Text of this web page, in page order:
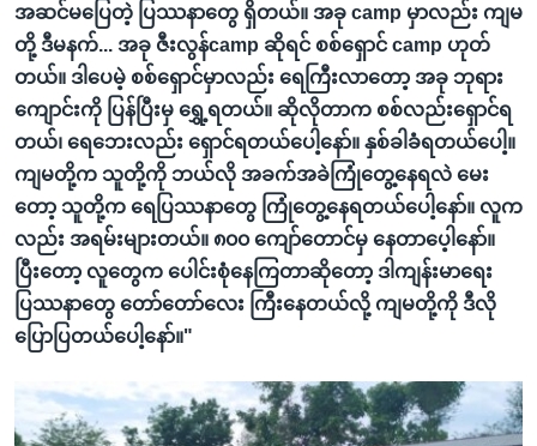
အဆင်မပြေတဲ့ ပြဿနာတွေ ရှိတယ်။ အခု camp မှာလည်း ကျမ
တို့ ဒီမနက်... အခု ဇီးလွန်camp ဆိုရင် စစ်ရှောင် camp ဟုတ်
တယ်။ ဒါပေမဲ့ စစ်ရှောင်မှာလည်း ရေကြီးလာတော့ အခု ဘုရား
ကျောင်းကို ပြန်ပြီးမှ ရွှေ့ရတယ်။ ဆိုလိုတာက စစ်လည်းရှောင်ရ
တယ်၊ ရေဘေးလည်း ရှောင်ရတယ်ပေါ့နော်။ နှစ်ခါခံရတယ်ပေါ့။
ကျမတို့က သူတို့ကို ဘယ်လို အခက်အခဲကြုံတွေ့နေရလဲ မေး
တော့ သူတို့က ရေပြဿနာတွေ ကြုံတွေ့နေရတယ်ပေါ့နော်။ လူက
လည်း အရမ်းများတယ်။ ၈၀၀ ကျော်တောင်မှ နေတာပေ့ါနော်။
ပြီးတော့ လူတွေက ပေါင်းစုံနေကြတာဆိုတော့ ဒါကျန်းမာရေး
ပြဿနာတွေ တော်တော်လေး ကြီးနေတယ်လို့ ကျမတို့ကို ဒီလို
ပြောပြတယ်ပေါ့နော်။"